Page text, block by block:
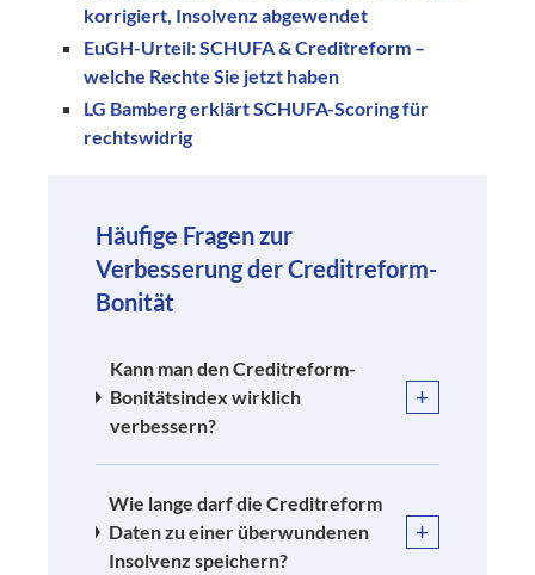
korrigiert, Insolvenz abgewendet
EuGH-Urteil: SCHUFA & Creditreform –
welche Rechte Sie jetzt haben
LG Bamberg erklärt SCHUFA-Scoring für
rechtswidrig
Häufige Fragen zur
Verbesserung der Creditreform-
Bonität
Kann man den Creditreform-
Bonitätsindex wirklich
verbessern?
+
Wie lange darf die Creditreform
Daten zu einer überwundenen
Insolvenz speichern?
+